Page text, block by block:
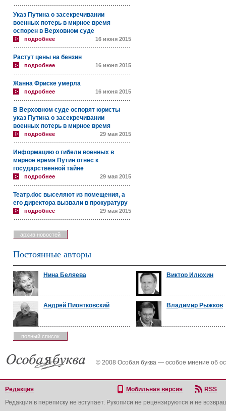
Указ Путина о засекречивании
военных потерь в мирное время
оспорен в Верховном суде
подробнее 16 июня 2015
Растут цены на бензин
подробнее 16 июня 2015
Жанна Фриске умерла
подробнее 16 июня 2015
В Верховном суде оспорят юристы
указ Путина о засекречивании
военных потерь в мирное время
подробнее 29 мая 2015
Информацию о гибели военных в
мирное время Путин отнес к
государственной тайне
подробнее 29 мая 2015
Театр.doc выселяют из помещения, а
его директора вызвали в прокуратуру
подробнее 29 мая 2015
архив новостей
Постоянные авторы
Нина Беляева Виктор Илюхин
Андрей Пионтковский Владимир Рыжков
полный список
© 2008 Особая буква — особое мнение об
Редакция Мобильная версия
RSS
Редакция в переписку не вступает. Рукописи не рецензируются и не